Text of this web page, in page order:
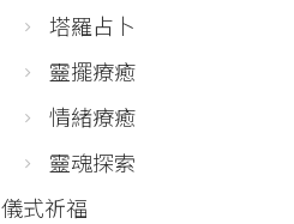
塔羅占卜
靈擺療癒
情緒療癒
靈魂探索
儀式祈福